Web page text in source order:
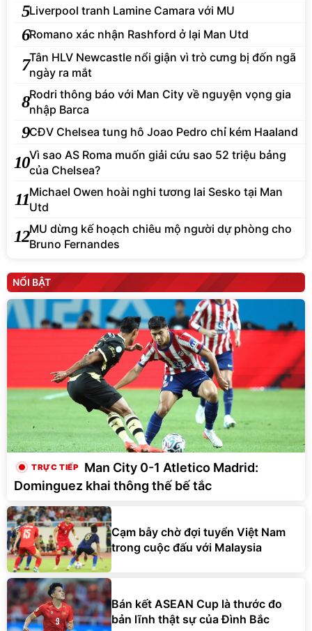
5Liverpool tranh Lamine Camara với MU
6Romano xác nhận Rashford ở lại Man Utd
7Tân HLV Newcastle nổi giận vì trò cưng bị đốn ngã
ngày ra mắt
8Rodri thông báo với Man City về nguyện vọng gia
nhập Barca
9CĐV Chelsea tung hô Joao Pedro chỉ kém Haaland
10Vì sao AS Roma muốn giải cứu sao 52 triệu bảng
của Chelsea?
11Michael Owen hoài nghi tương lai Sesko tại Man
Utd
12MU dừng kế hoạch chiêu mộ người dự phòng cho
Bruno Fernandes
NỔI BẬT
Man City 0-1 Atletico Madrid:
Dominguez khai thông thế bế tắc
Cạm bẫy chờ đợi tuyển Việt Nam
trong cuộc đấu với Malaysia
Bán kết ASEAN Cup là thước đo
bản lĩnh thật sự của Đình Bắc